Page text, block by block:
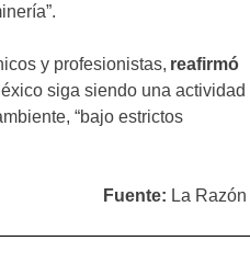
y profesionistas, reafirmó
siga siendo una actividad
“bajo estrictos
Fuente: La Razón